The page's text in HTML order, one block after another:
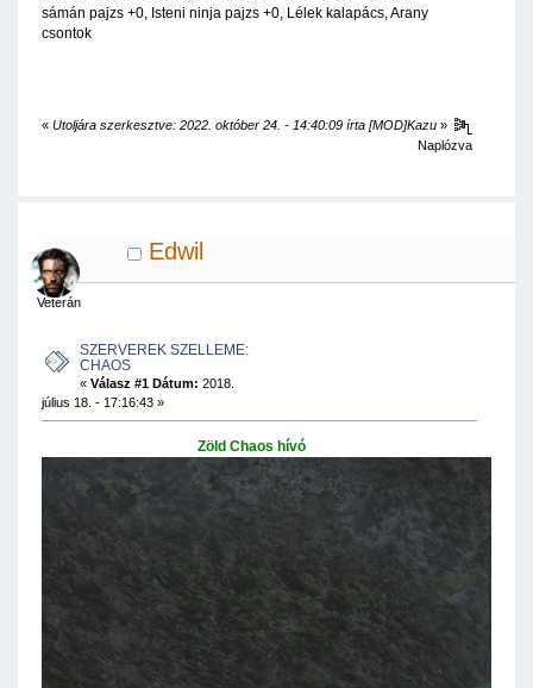
sámán pajzs +0, Isteni ninja pajzs +0, Lélek kalapács, Arany
csontok
« Utoljára szerkesztve: 2022. október 24. - 14:40:09 írta [MOD]Kazu»
Naplózva
Edwil
Veterán
SZERVEREK SZELLEME:
CHAOS
«Válasz #1 Dátum: 2018.
július 18. - 17:16:43 »
Zöld Chaos hívó